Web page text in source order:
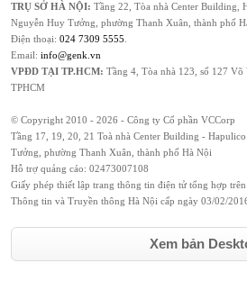
TRỤ SỞ HÀ NỘI: Tầng 22, Tòa nhà Center Building,
Nguyễn Huy Tưởng, phường Thanh Xuân, thành phố
Điện thoại: 024 7309 5555
Email: info@genk.vn
VPĐD TẠI TP.HCM: Tầng 4, Tòa nhà 123, số 127 Võ
TPHCM
© Copyright 2010 - 2026 - Công ty Cổ phần VCCorp
Tầng 17, 19, 20, 21 Toà nhà Center Building -
Tưởng, phường Thanh Xuân, thành phố Hà Nội
Hỗ trợ quảng cáo: 02473007108
Giấy phép thiết lập trang thông tin điện tử tổng hợp
Thông tin và Truyền thông Hà Nội cấp ngày 03/02/
Xem bản